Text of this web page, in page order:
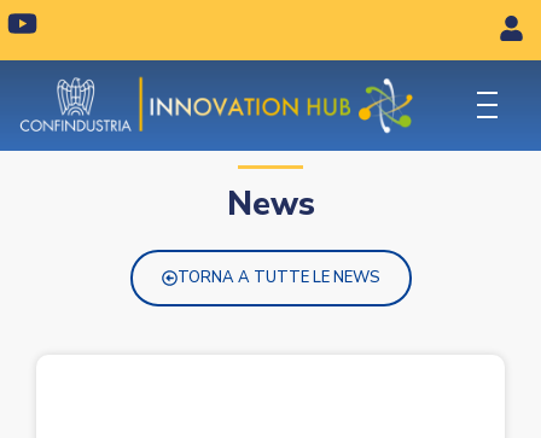
Y
o
t
u
News
TORNA A TUTTE LE NEWS